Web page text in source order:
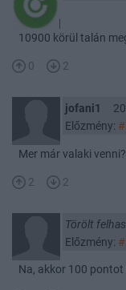
10900 körül talán
0 2
jofani1
Előzmény:
Mer már valaki
2 2
Törölt
Előzmény:
Na, akkor 100